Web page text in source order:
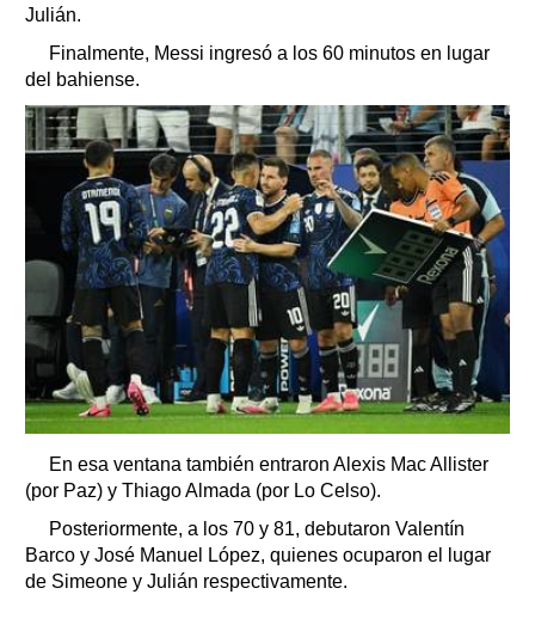
Julián.
Finalmente, Messi ingresó a los 60 minutos en lugar
del bahiense.
En esa ventana también entraron Alexis Mac Allister
(por Paz) y Thiago Almada (por Lo Celso).
Posteriormente, a los 70 y 81, debutaron Valentín
Barco y José Manuel López, quienes ocuparon el lugar
de Simeone y Julián respectivamente.